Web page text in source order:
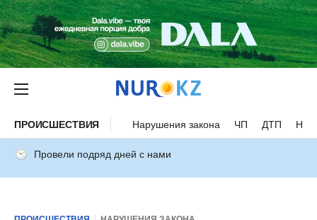
ПРОИСШЕСТВИЯ Нарушения закона ЧП ДТП
Провели подряд дней с нами